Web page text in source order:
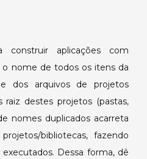
construir aplicações com
o nome de todos os itens da
dos arquivos de projetos
destes projetos (pastas,
nomes duplicados acarreta
bibliotecas, fazendo
Dessa forma, dê